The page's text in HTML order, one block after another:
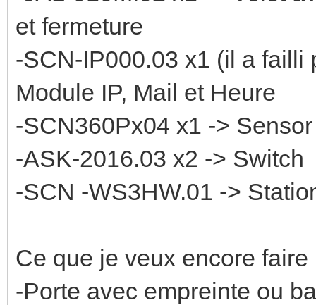
et fermeture
-SCN-IP000.03 x1 (il a failli
Module IP, Mail et Heure
-SCN360Px04 x1 -> Sensor
-ASK-2016.03 x2 -> Switch
-SCN -WS3HW.01 ->
Ce que je veux encore
-Porte avec empreinte ou